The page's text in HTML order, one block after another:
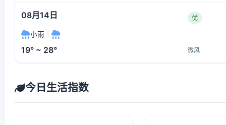
08月14日 优
小雨
19° ~ 28° 微风
今日生活指数